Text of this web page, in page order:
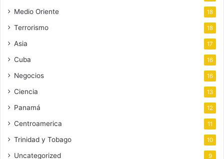
Medio Oriente 18
Terrorismo 18
Asia 17
Cuba 16
Negocios 16
Ciencia 13
Panamá 12
Centroamerica 11
Trinidad y Tobago 10
Uncategorized 9